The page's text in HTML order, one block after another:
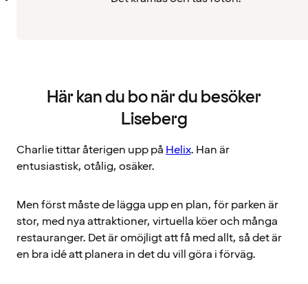
Här kan du bo när du besöker
Liseberg
Charlie tittar återigen upp på Helix. Han är
entusiastisk, otålig, osäker.
Men först måste de lägga upp en plan, för parken är
stor, med nya attraktioner, virtuella köer och många
restauranger. Det är omöjligt att få med allt, så det är
en bra idé att planera in det du vill göra i förväg.